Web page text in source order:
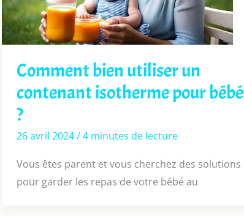
Comment bien utiliser un
contenant isotherme pour bébé
?
26 avril 2024/4 minutes de lecture
Vous êtes parent et vous cherchez des solutions
pour garder les repas de votre bébé au